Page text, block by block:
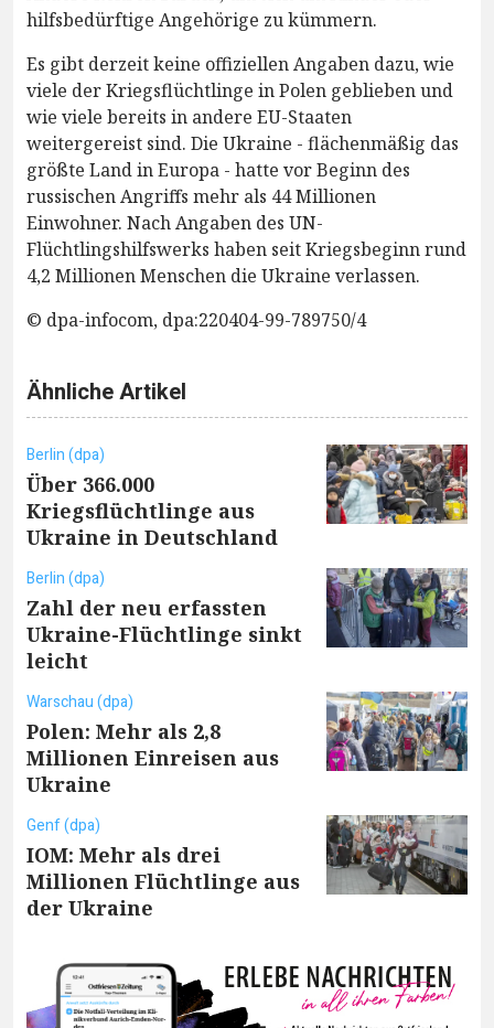
hilfsbedürftige Angehörige zu kümmern.
Es gibt derzeit keine offiziellen Angaben dazu, wie
viele der Kriegsflüchtlinge in Polen geblieben und
wie viele bereits in andere EU-Staaten
weitergereist sind. Die Ukraine - flächenmäßig das
größte Land in Europa - hatte vor Beginn des
russischen Angriffs mehr als 44 Millionen
Einwohner. Nach Angaben des UN-
Flüchtlingshilfswerks haben seit Kriegsbeginn rund
4,2 Millionen Menschen die Ukraine verlassen.
© dpa-infocom, dpa:220404-99-789750/4
Ähnliche Artikel
Berlin (dpa)
Über 366.000
Kriegsflüchtlinge aus
Ukraine in Deutschland
Berlin (dpa)
Zahl der neu erfassten
Ukraine-Flüchtlinge sinkt
leicht
Warschau (dpa)
Polen: Mehr als 2,8
Millionen Einreisen aus
Ukraine
Genf (dpa)
IOM: Mehr als drei
Millionen Flüchtlinge aus
der Ukraine